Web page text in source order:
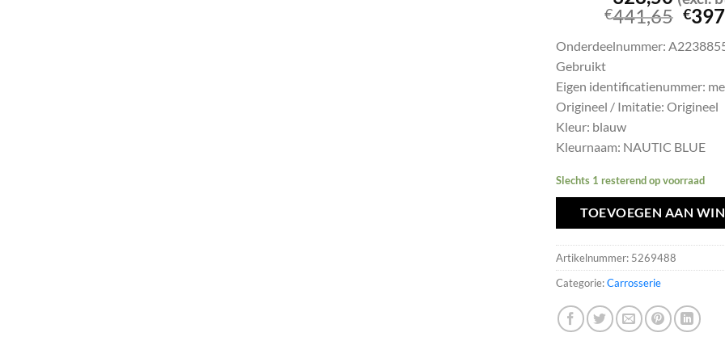
€441,65
was:
€
Onderdeelnummer:
Gebruikt
Eigen identificatienummer:
Origineel / Imitatie: Origineel
Kleur: blauw
Kleurnaam: NAUTIC BLUE
Slechts 1 resterend op voorraad
TOEVOEGEN AAN
Artikelnummer: 5269488
Categorie:Carrosserie